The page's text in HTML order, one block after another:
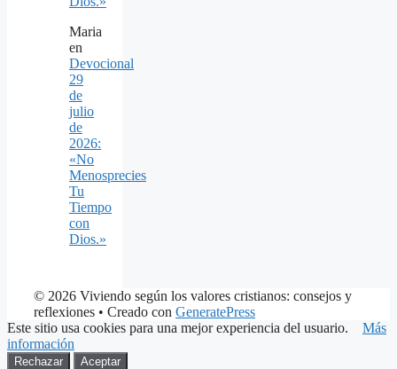
Maria
en
Devocional
29
de
julio
de
2026:
«No
Menosprecies
Tu
Tiempo
con
Dios.»
© 2026 Viviendo según los valores cristianos: consejos y
reflexiones • Creado con GeneratePress
Este sitio usa cookies para una mejor experiencia del usuario. Más
información
Rechazar Aceptar